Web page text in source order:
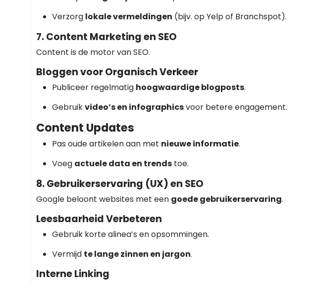
Verzorg lokale vermeldingen (bijv. op Yelp of Branchspot).
7. Content Marketing en SEO
Content is de motor van SEO.
Bloggen voor Organisch Verkeer
Publiceer regelmatig hoogwaardige blogposts.
Gebruikvideo’s en infographicsvoor betere engagement.
Content Updates
Pas oude artikelen aan met nieuwe informatie.
Voeg actuele data en trends toe.
8. Gebruikerservaring (UX) en SEO
Google beloont websites met een goede gebruikerservaring.
Leesbaarheid Verbeteren
Gebruik korte alinea’s en opsommingen.
Vermijd te lange zinnen en jargon.
Interne Linking